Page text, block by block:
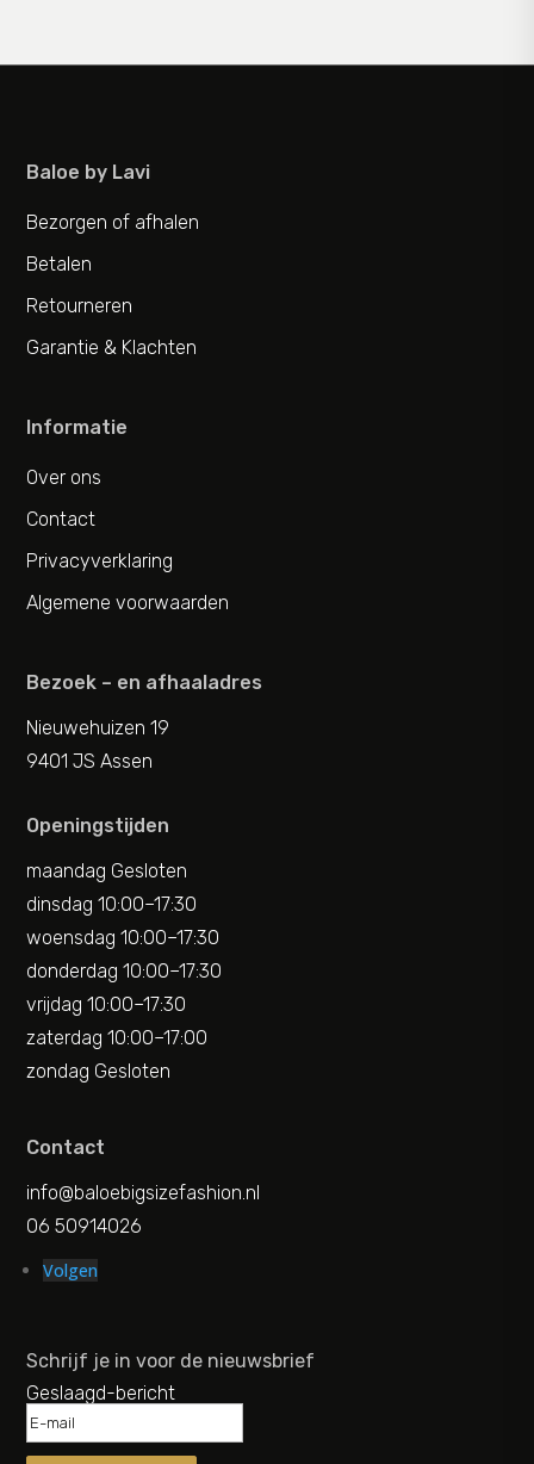
Baloe by Lavi
Bezorgen of afhalen
Betalen
Retourneren
Garantie & Klachten
Informatie
Over ons
Contact
Privacyverklaring
Algemene voorwaarden
Bezoek – en afhaaladres
Nieuwehuizen 19
9401 JS Assen
Openingstijden
maandag Gesloten
dinsdag 10:00–17:30
woensdag 10:00–17:30
donderdag 10:00–17:30
vrijdag 10:00–17:30
zaterdag 10:00–17:00
zondag Gesloten
Contact
info@baloebigsizefashion.nl
06 50914026
Volgen
Schrijf je in voor de nieuwsbrief
Geslaagd-bericht